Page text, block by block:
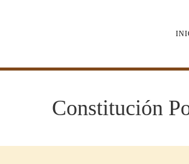
Constitución